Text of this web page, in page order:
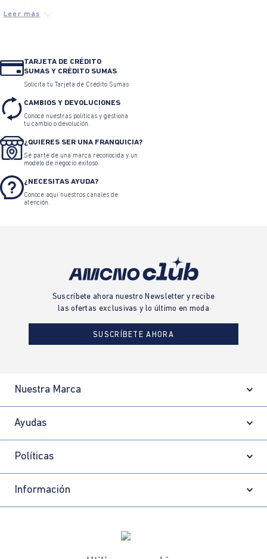
TARJETA DE CRÉDITO
SUMAS Y CRÉDITO SUMAS
Solicita tu Tarjeta de Crédito Sumas
CAMBIOS Y DEVOLUCIONES
Conoce nuestras políticas y gestiona
tu cambio o devolución.
¿QUIERES SER UNA FRANQUICIA?
Sé parte de una marca reconocida y un
modelo de negocio exitoso.
¿NECESITAS AYUDA?
Conoce aquí nuestros canales de
atención.
Suscríbete ahora nuestro Newsletter y recibe
las ofertas exclusivas y lo último en moda
SUSCRÍBETE AHORA
Nuestra Marca
Ayudas
Políticas
Información